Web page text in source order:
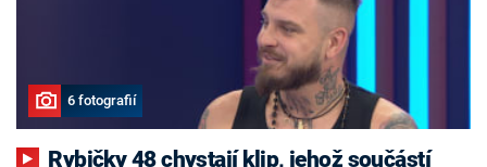
6 fotografií